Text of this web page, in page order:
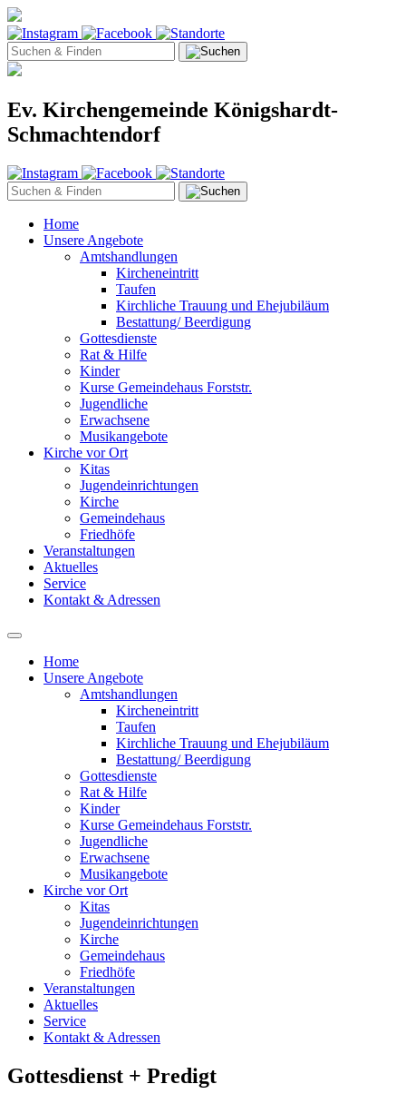
Ev. Kirchengemeinde Königshardt-
Schmachtendorf
Home
Unsere Angebote
Amtshandlungen
Kircheneintritt
Taufen
Kirchliche Trauung und Ehejubiläum
Bestattung/ Beerdigung
Gottesdienste
Rat & Hilfe
Kinder
Kurse Gemeindehaus Forststr.
Jugendliche
Erwachsene
Musikangebote
Kirche vor Ort
Kitas
Jugendeinrichtungen
Kirche
Gemeindehaus
Friedhöfe
Veranstaltungen
Aktuelles
Service
Kontakt & Adressen
Home
Unsere Angebote
Amtshandlungen
Kircheneintritt
Taufen
Kirchliche Trauung und Ehejubiläum
Bestattung/ Beerdigung
Gottesdienste
Rat & Hilfe
Kinder
Kurse Gemeindehaus Forststr.
Jugendliche
Erwachsene
Musikangebote
Kirche vor Ort
Kitas
Jugendeinrichtungen
Kirche
Gemeindehaus
Friedhöfe
Veranstaltungen
Aktuelles
Service
Kontakt & Adressen
Gottesdienst + Predigt